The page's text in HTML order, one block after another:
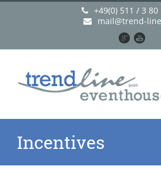
+49(0) 511 / 3 80
mail@trend-
Incentives